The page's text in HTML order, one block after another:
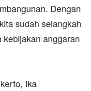
Dengan
sudah selangkah
anggaran
Ika